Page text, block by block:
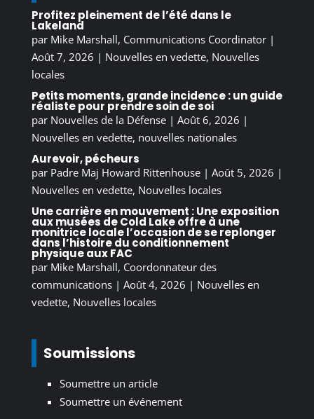
Profitez pleinement de l’été dans le
Lakeland
par Mike Marshall, Communications Coordinator|
Août 7, 2026 | Nouvelles en vedette, Nouvelles
locales
Petits moments, grande incidence : un guide
réaliste pour prendre soin de soi
par Nouvelles de la Défense| Août 6, 2026 |
Nouvelles en vedette, nouvelles nationales
Aurevoir, pécheurs
par Padre Maj Howard Rittenhouse| Août 5, 2026 |
Nouvelles en vedette, Nouvelles locales
Une carrière en mouvement : Une exposition
aux musées de Cold Lake offre à une
monitrice locale l’occasion de se replonger
dans l’histoire du conditionnement
physique aux FAC
par Mike Marshall, Coordonnateur des
communications| Août 4, 2026 | Nouvelles en
vedette, Nouvelles locales
Soumissions
Soumettre un article
Soumettre un événement